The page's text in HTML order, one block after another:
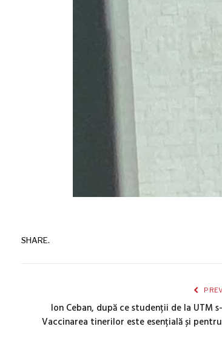
SHARE.
Ion Ceban, după ce studenții de la UTM
Vaccinarea tinerilor este esențială și